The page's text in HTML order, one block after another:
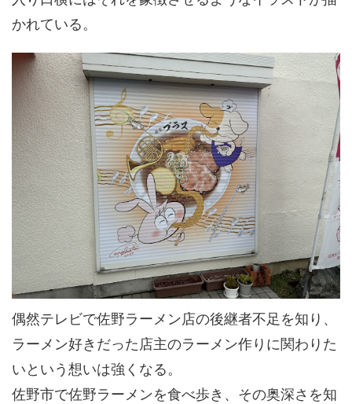
かれている。
偶然テレビで佐野ラーメン店の後継者不足を知り、
ラーメン好きだった店主のラーメン作りに関わりた
いという想いは強くなる。
佐野市で佐野ラーメンを食べ歩き、その奥深さを知